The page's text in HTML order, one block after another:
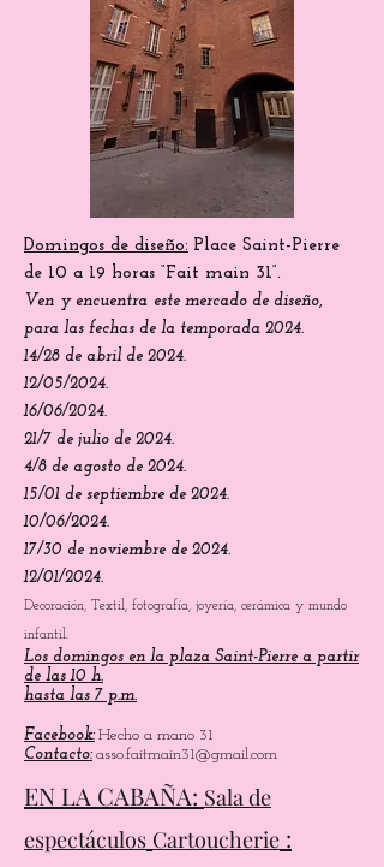
Domingos de diseño: Place Saint-Pierre
de 10 a 19 horas “Fait main 31”.
Ven
y encuentra este mercado de diseño,
para las fechas de la temporada 2024.
14/28 de abril de 2024.
12/05/2024.
16/06/2024.
21/7 de julio de 2024.
4/8 de agosto de 2024.
15/01 de septiembre de 2024.
10/06/2024.
17/30 de noviembre de 2024.
12/01/2024.
Decoración, Textil, fotografía, joyería, cerámica y mundo
infantil.
de las 10 h.
hasta las 7 p.m.
Facebook:
Hecho a mano 31
Contacto: asso.faitmain31@gmail.com
EN LA CABAÑA:Sala de